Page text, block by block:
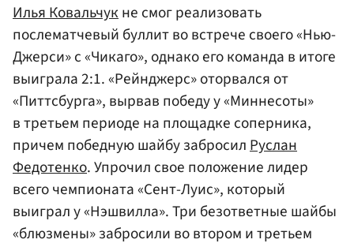
Илья Ковальчук не смог реализовать
послематчевый буллит во встрече своего «Нью-
Джерси» с «Чикаго», однако его команда в итоге
выиграла 2:1. «Рейнджерс» оторвался от
«Питтсбурга», вырвав победу у «Миннесоты»
в третьем периоде на площадке соперника,
причем победную шайбу забросил Руслан
Федотенко. Упрочил свое положение лидер
всего чемпионата «Сент-Луис», который
выиграл у «Нэшвилла». Три безответные шайбы
«блюзмены» забросили во втором и третьем